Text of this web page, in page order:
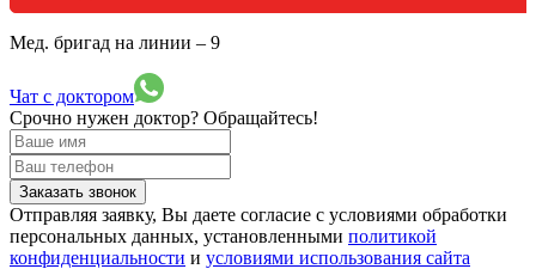
Мед. бригад на линии – 9
Чат с доктором
Срочно нужен доктор? Обращайтесь!
Заказать звонок
Отправляя заявку, Вы даете согласие с условиями обработки
персональных данных, установленными политикой
конфиденциальности и условиями использования сайта